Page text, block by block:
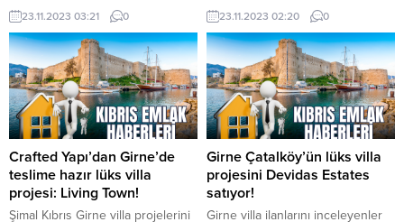
yöneticilerinden Burcu Kurt,
Kıbrıs Emlak Merkezi’nin konuğu
oldu. Döveç Construction
projelerini hedef kesime ulaştıran
Burcu Kurt ile 20 Sual 20 Yanıt
köşesinde buluştuk…
BİLGİLENDİRME Döveç
Construction firmasının, Kıbrıs
Emlak Merkezi ile olan ortaklık
sürecinde iş etiği kurallarını
çiğneyen yaklaşımı, firmalar arası
itimat sarsan “arkadan dolanma”
23.11.2023 03:21 0
temsilcilerimiz tarafınıza dönüş
sağlayacaklar. Bir emlak mı
satmak istiyorsunuz? Formu
doldurun, en kısa sürede
temsilcilerimiz tarafınıza dönüş
sağlayacaklar.
23.11.2023 02:20 0
Crafted Yapı’dan Girne’de
teslime hazır lüks villa
projesi: Living Town!
Şimal Kıbrıs Girne villa projelerini
Girne Çatalköy’ün lüks villa
projesini Devidas Estates
satıyor!
Girne villa ilanlarını inceleyenler